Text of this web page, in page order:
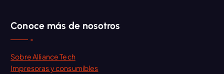
Conoce más de nosotros
Sobre Alliance Tech
Impresoras y consumibles